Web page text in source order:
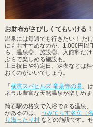
お財布がさびしくてもいける
温泉には毎週でも行きたい！ だ
にもおすすめなのが、1,000円以
ら、温泉◎、施設◎。入館料だけ
ぶらで楽しめる施設も。
土日祝日や特定日、深夜などは
おくのがいいでしょう。
「横濱スパヒルズ 竜泉寺の湯 」
ネラル豊富な天然温泉が楽しめま
筒石駅の格安で入浴できる温泉
があるのは、
うみてらす名立（
り湯ったり村 などの施設です。